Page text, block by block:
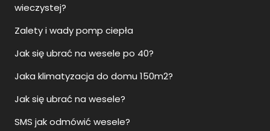
wieczystej?
Zalety i wady pomp ciepła
Jak się ubrać na wesele po 40?
Jaka klimatyzacja do domu 150m2?
Jak się ubrać na wesele?
SMS jak odmówić wesele?